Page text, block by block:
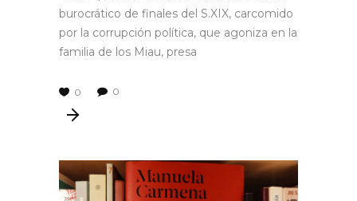
burocrático de finales del S.XIX, carcomido
por la corrupción política, que agoniza en la
familia de los Miau, presa
0 0